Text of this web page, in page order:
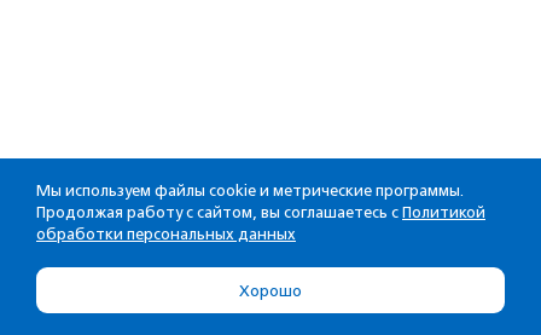
Мы используем файлы cookie и метрические программы.
Продолжая работу с сайтом, вы соглашаетесь с Политикой
обработки персональных данных
Хорошо